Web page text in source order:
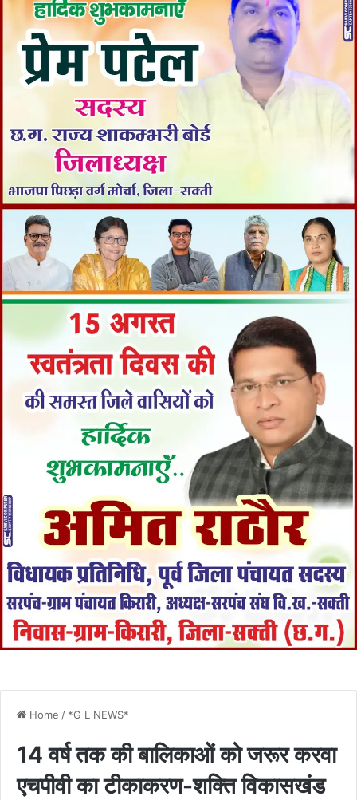
Home / *G L NEWS*
14 वर्ष तक की बालिकाओं को जरूर करवा
एचपीवी का टीकाकरण-शक्ति विकासखंड